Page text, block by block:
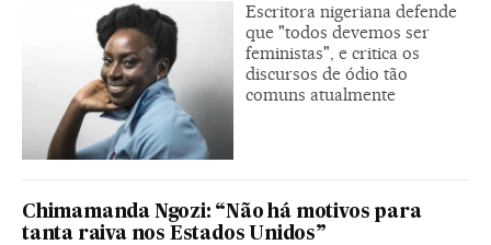
Escritora nigeriana defende
que "todos devemos ser
feministas", e critica os
discursos de ódio tão
comuns atualmente
Chimamanda Ngozi: “Não há motivos para
tanta raiva nos Estados Unidos”